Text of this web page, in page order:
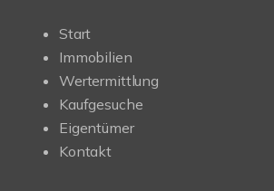
Start
Immobilien
Wertermittlung
Kaufgesuche
Eigentümer
Kontakt